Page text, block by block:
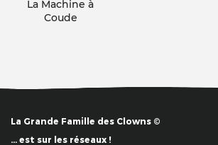
La Machine à
Coude
La Grande Famille des Clowns ©
… est sur les réseaux !